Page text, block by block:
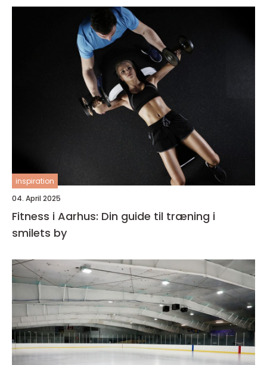
inspiration
04. April 2025
Fitness i Aarhus: Din guide til træning i
smilets by